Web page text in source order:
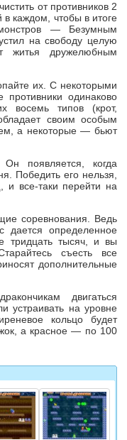
от противников 2
каждом, чтобы в итоге
— Безумным
на свободу целую
житья дружелюбным
их. С некоторыми
противники одинаково
восемь типов (крот,
своим особым
а некоторые — бьют
появляется, когда
Победить его нельзя,
и все-таки перейти на
соревнования. Ведь
дается определенное
тридцать тысяч, и вы
съесть все
дополнительные
двигаться
устраивать на уровне
кольцо будет
а красное — по 100